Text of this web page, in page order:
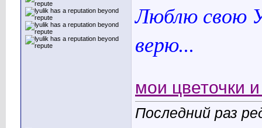
Люблю свою
верю...
мои цветочки
Последний раз